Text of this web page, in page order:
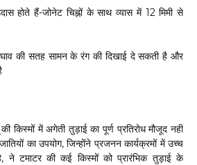
होते हैं-जोनेट चिह्नों के साथ व्यास में 12 मिमी से
की सतह सामन के रंग की दिखाई दे सकती है और
किस्मों में अगेती तुड़ाई का पूर्ण प्रतिरोध मौजूद नहीं
का उपयोग, जिन्होंने प्रजनन कार्यक्रमों में उच्च
ने टमाटर की कई किस्मों को प्रारंभिक तुड़ाई के